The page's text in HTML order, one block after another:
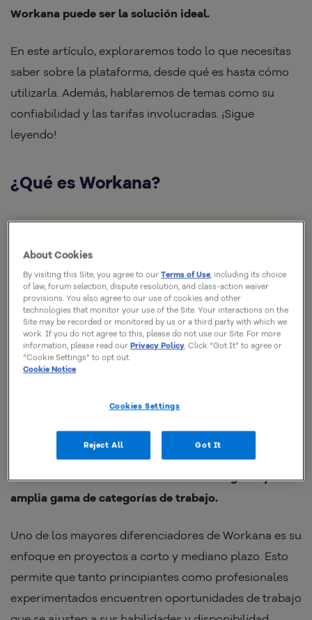
Workana puede ser la solución ideal.
En este artículo, exploraremos todo lo que necesitas
saber sobre la plataforma, desde qué es hasta cómo
utilizarla. Además, hablaremos de temas como su
confiabilidad y las tarifas involucradas. ¡Sigue
leyendo!
¿Qué es Workana?
Workana es una plataforma en línea que
conecta
freelancers con empresas y
personas que necesitan servicios
específicos. Entre las ofertas, hay vacantes
para diseño gráfico, redacción, desarrollo
de software, marketing digital, entre otros.
Lanzada en 2012 en América Latina, Workana
rápidamente se convirtió en una de las plataformas
más grandes para freelancers en la región. Uno de los
motivos fuela oferta de una interfaz amigable y una
amplia gama de categorías de trabajo.
Uno de los mayores diferenciadores de Workana es su
enfoque en proyectos a corto y mediano plazo. Esto
permite que tanto principiantes como profesionales
experimentados encuentren oportunidades de trabajo
About Cookies
By visiting this Site, you agree to ourTerms of Use, including its choice
of law, forum selection, dispute resolution, and class-action waiver
provisions. You also agree to our use of cookies and other
technologies that monitor your use of the Site. Your interactions on the
Site may be recorded or monitored by us or a third party with which we
work. If you do not agree to this, please do not use our Site. For more
information, please read ourPrivacy Policy. Click “Got It” to agree or
“Cookie Settings” to opt out.
Cookie Notice
Cookies Settings
Reject All Got It